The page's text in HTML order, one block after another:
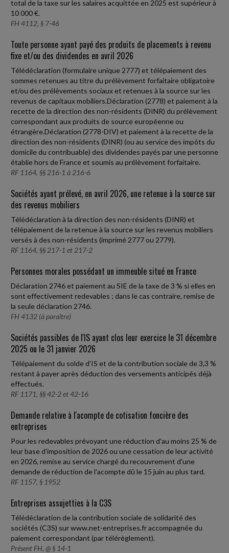
total de la taxe sur les salaires acquittée en 2025 est supérieur à
10 000 €.
FH 4112, § 7-46
Toute personne ayant payé des produits de placements à revenu
fixe et/ou des dividendes en avril 2026
Télédéclaration (formulaire unique 2777) et télépaiement des
sommes retenues au titre du prélèvement forfaitaire obligatoire
et/ou des prélèvements sociaux et retenues à la source sur les
revenus de capitaux mobiliers.Déclaration (2778) et paiement à la
recette de la direction des non-résidents (DINR) du prélèvement
correspondant aux produits de source européenne ou
étrangère.Déclaration (2778-DIV) et paiement à la recette de la
direction des non-résidents (DINR) (ou au service des impôts du
domicile du contribuable) des dividendes payés par une personne
établie hors de France et soumis au prélèvement forfaitaire.
RF 1164, §§ 216-1 à 216-6
Sociétés ayant prélevé, en avril 2026, une retenue à la source sur
des revenus mobiliers
Télédéclaration à la direction des non-résidents (DINR) et
télépaiement de la retenue à la source sur les revenus mobiliers
versés à des non-résidents (imprimé 2777 ou 2779).
RF 1164, §§ 217-1 et 217-2
Personnes morales possédant un immeuble situé en France
Déclaration 2746 et paiement au SIE de la taxe de 3 % si elles en
sont effectivement redevables ; dans le cas contraire, remise de
la seule déclaration 2746.
FH 4132 (à paraître)
Sociétés passibles de l'IS ayant clos leur exercice le 31 décembre
2025 ou le 31 janvier 2026
Télépaiement du solde d'IS et de la contribution sociale de 3,3 %
restant à payer après déduction des versements anticipés déjà
effectués.
RF 1171, §§ 42-2 et 42-16
Demande relative à l'acompte de cotisation foncière des
entreprises
Pour les redevables prévoyant une réduction d'au moins 25 % de
leur base d'imposition de 2026 ou une cessation de leur activité
en 2026, remise au service chargé du recouvrement d'une
demande de réduction de l'acompte dû le 15 juin au plus tard.
RF 1157, § 1952
Entreprises assujetties à la C3S
Télédéclaration de la contribution sociale de solidarité des
sociétés (C3S) sur www.net-entreprises.fr accompagnée du
paiement correspondant (par télérèglement).
Présent FH, @ § 14-1